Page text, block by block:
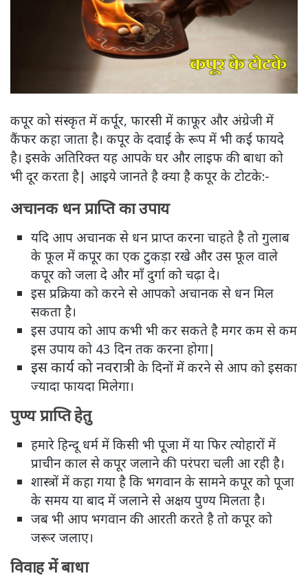
कपूर को संस्कृत में कर्पूर, फारसी में काफूर और अंग्रेजी में
कैंफर कहा जाता है। कपूर के दवाई के रूप में भी कई फायदे
है। इसके अतिरिक्त यह आपके घर और लाइफ की बाधा को
भी दूर करता है| आइये जानते है क्या है कपूर के टोटके:-
अचानक धन प्राप्ति का उपाय
यदि आप अचानक से धन प्राप्त करना चाहते है तो गुलाब
के फूल में कपूर का एक टुकड़ा रखे और उस फूल वाले
कपूर को जला दे और माँ दुर्गा को चढ़ा दे।
इस प्रक्रिया को करने से आपको अचानक से धन मिल
सकता है।
इस उपाय को आप कभी भी कर सकते है मगर कम से कम
इस उपाय को 43 दिन तक करना होगा|
इस कार्य को नवरात्री के दिनों में करने से आप को इसका
ज्यादा फायदा मिलेगा।
पुण्य प्राप्ति हेतु
हमारे हिन्दू धर्म में किसी भी पूजा में या फिर त्योहारों में
प्राचीन काल से कपूर जलाने की परंपरा चली आ रही है।
शास्त्रों में कहा गया है कि भगवान के सामने कपूर को पूजा
के समय या बाद में जलाने से अक्षय पुण्य मिलता है।
जब भी आप भगवान की आरती करते है तो कपूर को
जरूर जलाए।
विवाह में बाधा